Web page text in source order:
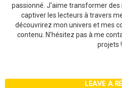
passionné. J'aime transformer
captiver les lecteurs à travers
découvrirez mon univers et mes
contenu. N'hésitez pas à me
projets !
LEAVE A